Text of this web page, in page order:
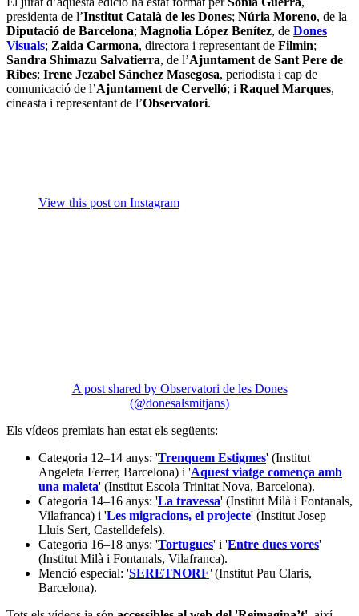
presidenta de l’Institut Català de les Dones; Núria Moreno, de la
Diputació de Barcelona; Magnolia López Benítez, de Dones
Visuals; Zaida Carmona, directora i representant de Filmin;
Sandra Shimazu Salvatierra, de l’Ajuntament de Sant Pere de
Ribes; Irene Jezabel Sánchez Masegosa, periodista i cap de
comunicació de l’Ajuntament de Cervelló; i Raquel Marques,
cineasta i representant de l’Observatori.
View this post on Instagram
A post shared by Observatori de les Dones
(@donesalsmitjans)
Els vídeos premiats han estat els següents:
Categoria 12–14 anys: 'Trenquem Estigmes' (Institut
Angeleta Ferrer, Barcelona) i 'Aquest viatge comença amb
una maleta' (Institut Escola Trinitat Nova, Barcelona).
Categoria 14–16 anys: 'La travessa' (Institut Milà i Fontanals,
Vilafranca) i 'Les migracions, el projecte' (Institut Josep
Lluís Sert, Castelldefels).
Categoria 16–18 anys: 'Tortugues' i 'Entre dues vores'
(Institut Milà i Fontanals, Vilafranca).
Menció especial: 'SERETNORF'(Institut Pau Claris,
Barcelona).